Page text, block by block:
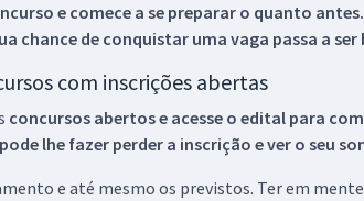
e comece a se preparar o quanto
chance de conquistar uma vaga passa a ser
com inscrições abertas
concursos abertos e acesse o edital para
lhe fazer perder a inscrição e ver o seu
e até mesmo os previstos. Ter em